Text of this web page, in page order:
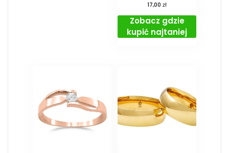
17,00zł
Zobacz gdzie
kupić najtaniej